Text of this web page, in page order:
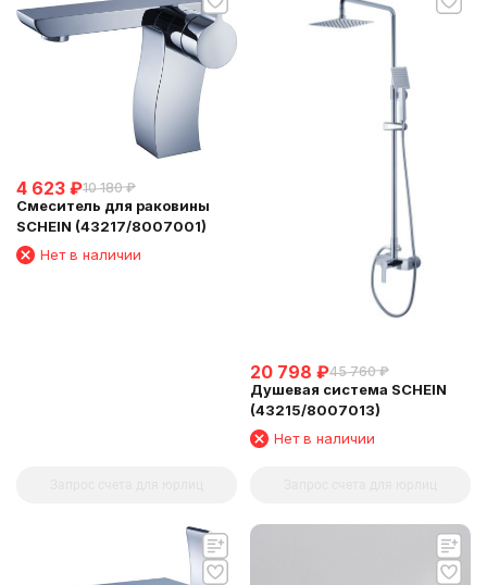
4 623 ₽10 180 ₽
Смеситель для раковины
SCHEIN (43217/8007001)
Нет в наличии
20 798 ₽45 760 ₽
Душевая система SCHEIN
(43215/8007013)
Нет в наличии